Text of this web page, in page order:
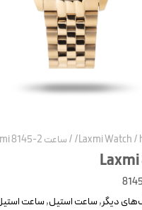
Laxmi Watch
/ساعت Laxmi 8145-2
دیگر,ساعت استیل,ساعت استیل